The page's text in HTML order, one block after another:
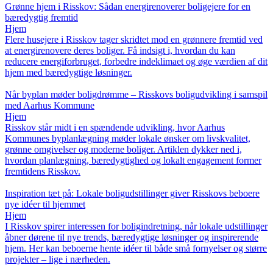
Grønne hjem i Risskov: Sådan energirenoverer boligejere for en
bæredygtig fremtid
Hjem
Flere husejere i Risskov tager skridtet mod en grønnere fremtid ved
at energirenovere deres boliger. Få indsigt i, hvordan du kan
reducere energiforbruget, forbedre indeklimaet og øge værdien af dit
hjem med bæredygtige løsninger.
Når byplan møder boligdrømme – Risskovs boligudvikling i samspil
med Aarhus Kommune
Hjem
Risskov står midt i en spændende udvikling, hvor Aarhus
Kommunes byplanlægning møder lokale ønsker om livskvalitet,
grønne omgivelser og moderne boliger. Artiklen dykker ned i,
hvordan planlægning, bæredygtighed og lokalt engagement former
fremtidens Risskov.
Inspiration tæt på: Lokale boligudstillinger giver Risskovs beboere
nye idéer til hjemmet
Hjem
I Risskov spirer interessen for boligindretning, når lokale udstillinger
åbner dørene til nye trends, bæredygtige løsninger og inspirerende
hjem. Her kan beboerne hente idéer til både små fornyelser og større
projekter – lige i nærheden.